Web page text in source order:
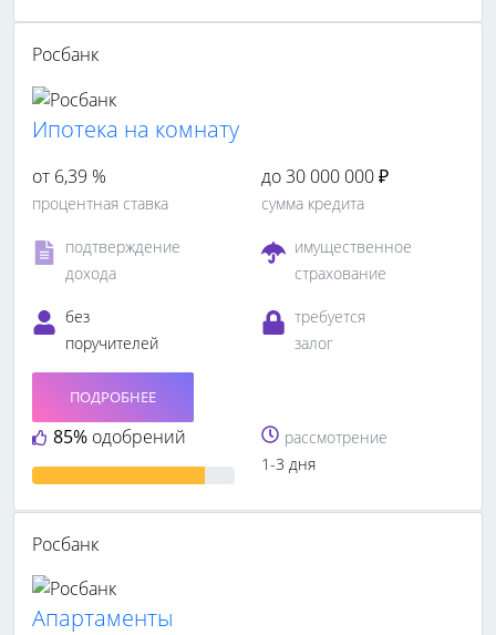
Росбанк
Ипотека на комнату
от 6,39 %
процентная ставка
до 30 000 000 ₽
сумма кредита
подтверждение
дохода
имущественное
страхование
без
поручителей
требуется
залог
85% одобрений
ПОДРОБНЕЕ
рассмотрение
1-3 дня
Росбанк
Апартаменты